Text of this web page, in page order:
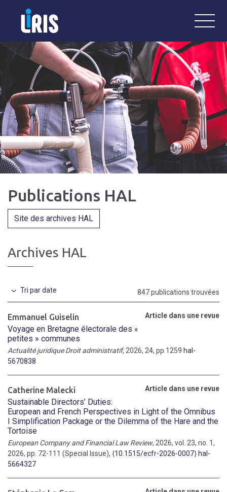
LiRIS
Laboratoire Interdisciplinaire de
Publications HAL
Site des archives HAL
Archives HAL
Tri par date 847 publications trouvées
Article dans une revue
Emmanuel Guiselin
Voyage en Bretagne électorale des «
petites » communes
Actualité juridique Droit administratif, 2026, 24, pp.1259 hal-
5670838
Article dans une revue
Catherine Malecki
Sustainable Directors’ Duties:
European and French Perspectives in Light of the Omnibus
I Simplification Package or the Dilemma of the Hare and the
Tortoise
European Company and Financial Law Review, 2026, vol. 23, no. 1,
2026, pp. 72-111 (Special Issue), ⟨10.1515/ecfr-2026-0007⟩ hal-
5664327